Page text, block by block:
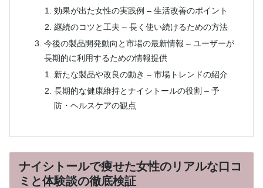
効果が出た女性の実践例 – 生活改善のポイント
継続のコツと工夫 – 長く使い続けるための方法
今後の製品開発動向と市場の最新情報 – ユーザーが
長期的に利用するための情報提供
新たな製品や改良の動き – 市場トレンドの紹介
長期的な健康維持とナイシトールの役割 – 予
防・ヘルスケアの観点
ナイシトールで痩せた女性のリアルな口コ
ミと体験談の徹底検証